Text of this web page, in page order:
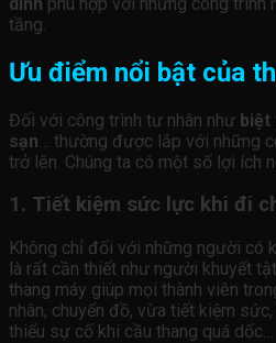
tầng.
Ưu điểm nổi bật của
Đối với công trình tư nhân như biệt
sạn … thường được lắp với những
trở lên. Chúng ta có một số lợi ích
1. Tiết kiệm sức lực khi đi
Không chỉ đối với những người có
là rất cần thiết như người khuyết
thang máy giúp mọi thành viên
nhân, chuyển đồ, vừa tiết kiệm
thiểu sự cố khi cầu thang quá dốc…